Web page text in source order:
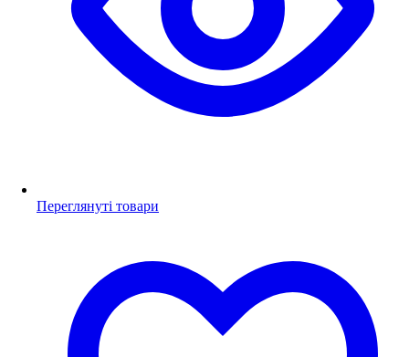
Переглянуті товари